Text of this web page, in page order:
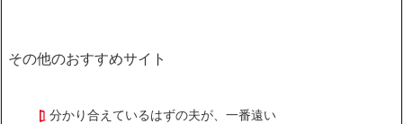
その他のおすすめサイト
分かり合えているはずの夫が、一番遠い